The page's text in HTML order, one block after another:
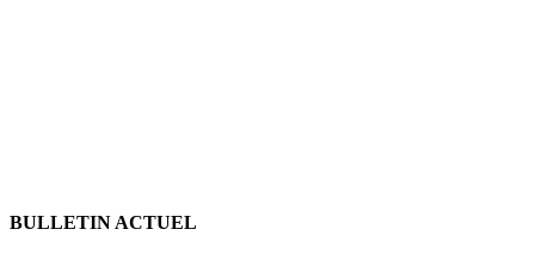
BULLETIN ACTUEL